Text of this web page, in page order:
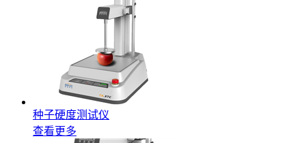
种子硬度测试仪
查看更多